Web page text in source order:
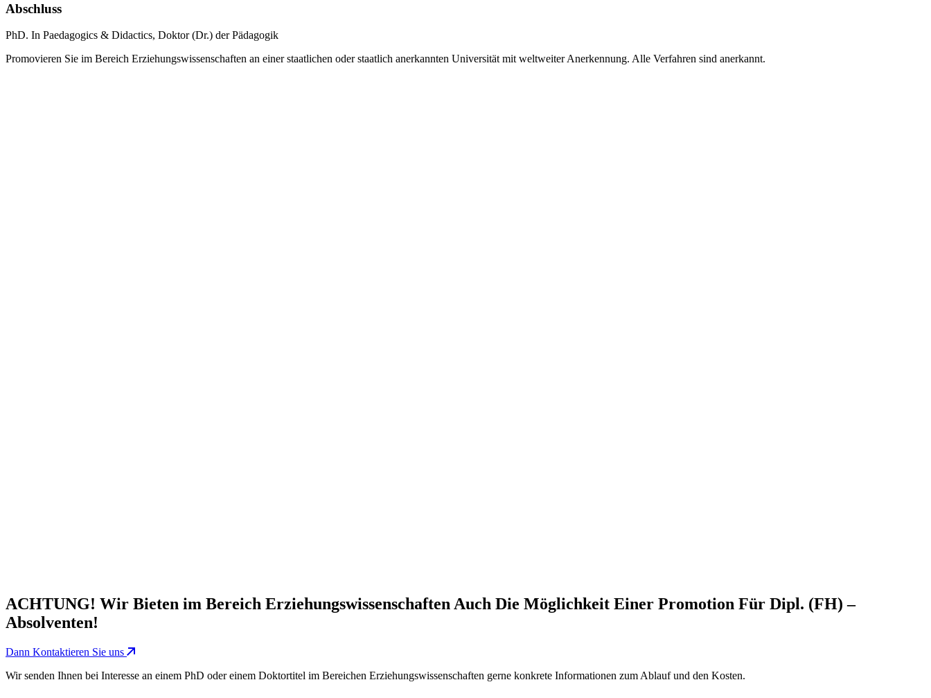
Abschluss
PhD. In Paedagogics & Didactics, Doktor (Dr.) der Pädagogik
Promovieren Sie im Bereich Erziehungswissenschaften an einer staatlichen oder staatlich anerkannten Universität mit weltweiter Anerkennung. Alle Verfahren sind anerkannt.
ACHTUNG! Wir Bieten im Bereich Erziehungswissenschaften Auch Die Möglichkeit Einer Promotion Für Dipl. (FH) –
Absolventen!
Dann Kontaktieren Sie uns
Wir senden Ihnen bei Interesse an einem PhD oder einem Doktortitel im Bereichen Erziehungswissenschaften gerne konkrete Informationen zum Ablauf und den Kosten.